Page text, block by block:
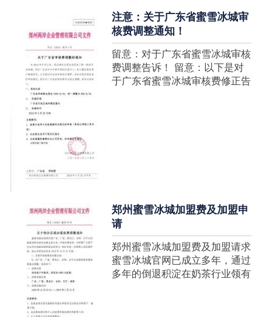
注意：关于广东省蜜雪冰城审
核费调整通知！
留意：对于广东省蜜雪冰城审核
费调整告诉！ 留意：以下是对
于广东省蜜雪冰城审核费修正告
郑州蜜雪冰城加盟费及加盟申
请
郑州蜜雪冰城加盟费及加盟请求
蜜雪冰城官网已成立多年，通过
多年的倒退积淀在奶茶行业领有